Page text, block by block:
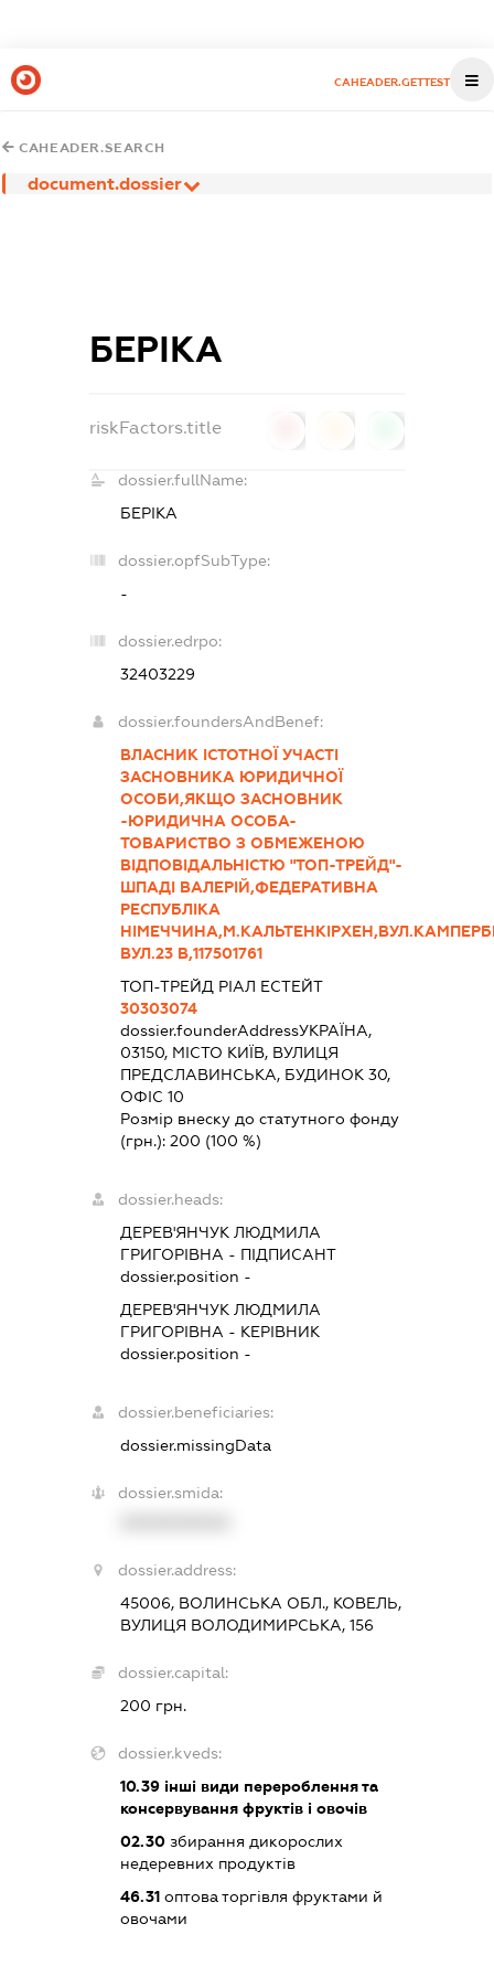
CAHEADER.GETTEST
CAHEADER.SEARCH
document.dossier
БЕРІКА
riskFactors.title
dossier.fullName:
БЕРІКА
dossier.opfSubType:
-
dossier.edrpo:
32403229
dossier.foundersAndBenef:
ВЛАСНИК ІСТОТНОЇ УЧАСТІ
ЗАСНОВНИКА ЮРИДИЧНОЇ
ОСОБИ,ЯКЩО ЗАСНОВНИК
-ЮРИДИЧНА ОСОБА-
ТОВАРИСТВО З ОБМЕЖЕНОЮ
ВІДПОВІДАЛЬНІСТЮ "ТОП-ТРЕЙД"-
ШПАДІ ВАЛЕРІЙ,ФЕДЕРАТИВНА
РЕСПУБЛІКА
ВУЛ.23 В,117501761
ТОП-ТРЕЙД РІАЛ ЕСТЕЙТ
30303074
dossier.founderAddressУКРАЇНА,
03150, МІСТО КИЇВ, ВУЛИЦЯ
ПРЕДСЛАВИНСЬКА, БУДИНОК 30,
ОФІС 10
Розмір внеску до статутного фонду
(грн.):200 (100 %)
dossier.heads:
ДЕРЕВ'ЯНЧУК ЛЮДМИЛА
ГРИГОРІВНА - ПІДПИСАНТ
dossier.position -
ДЕРЕВ'ЯНЧУК ЛЮДМИЛА
ГРИГОРІВНА - КЕРІВНИК
dossier.position -
dossier.beneficiaries:
dossier.missingData
dossier.smida:
dossier.address:
45006, ВОЛИНСЬКА ОБЛ., КОВЕЛЬ,
ВУЛИЦЯ ВОЛОДИМИРСЬКА, 156
dossier.capital:
200 грн.
dossier.kveds:
10.39 інші види перероблення та
консервування фруктів і овочів
02.30 збирання дикорослих
недеревних продуктів
46.31 оптова торгівля фруктами й
овочами